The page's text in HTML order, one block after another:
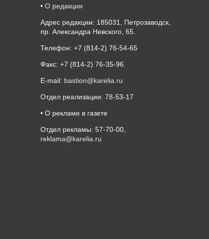
• О редакции
Адрес редакции: 185031, Петрозаводск,
пр. Александра Невского, 65.
Телефон: +7 (814-2) 76-54-65
Факс: +7 (814-2) 76-35-96.
E-mail: bastion@karelia.ru
Отдел реализации: 78-53-17
• О рекламе в газете
Отдел рекламы: 57-70-00,
reklama@karelia.ru